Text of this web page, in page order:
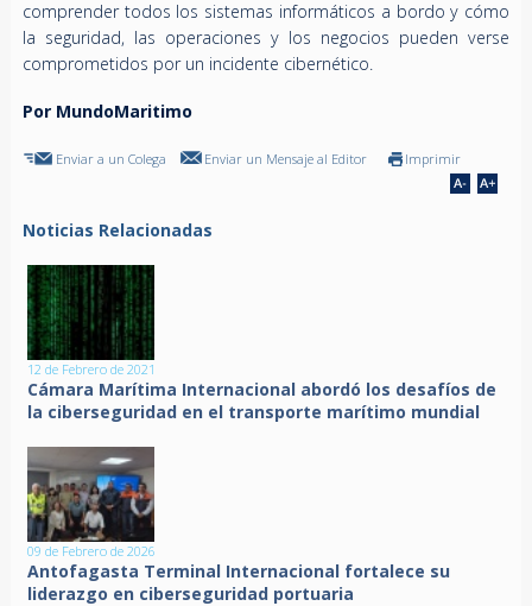
comprender todos los sistemas informáticos a bordo y cómo
la seguridad, las operaciones y los negocios pueden verse
comprometidos por un incidente cibernético.
Por MundoMaritimo
Enviar a un Colega Enviar un Mensaje al Editor Imprimir
Noticias Relacionadas
12 de Febrero de 2021
Cámara Marítima Internacional abordó los desafíos de
la ciberseguridad en el transporte marítimo mundial
09 de Febrero de 2026
Antofagasta Terminal Internacional fortalece su
liderazgo en ciberseguridad portuaria